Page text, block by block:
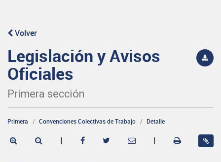
Volver
Legislación y Avisos
Oficiales
Primera sección
Primera Convenciones Colectivas de Trabajo Detalle
| |